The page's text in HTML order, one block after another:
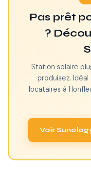
Pas prêt
?
Station solaire
produisez.
locataires à
Voir